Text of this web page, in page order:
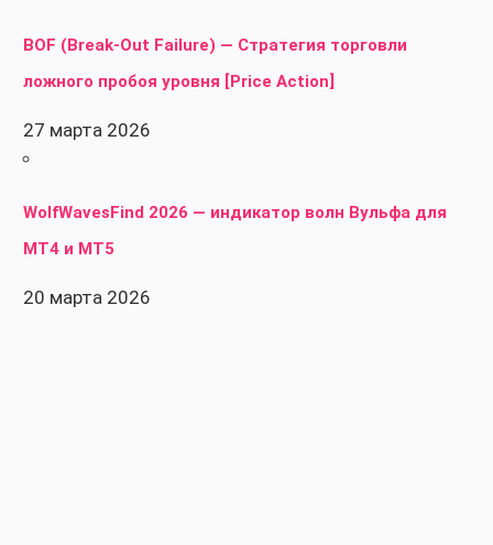
BOF (Break-Out Failure) — Стратегия торговли
ложного пробоя уровня [Price Action]
27 марта 2026
WolfWavesFind 2026 — индикатор волн Вульфа для
MT4 и MT5
20 марта 2026